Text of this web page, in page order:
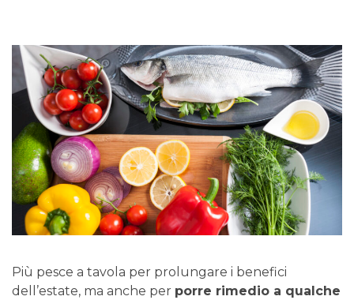
Più pesce a tavola per prolungare i benefici
dell’estate, ma anche per porre rimedio a qualche